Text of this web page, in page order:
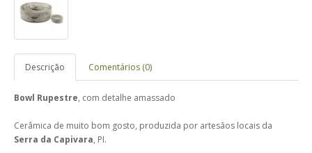
Descrição Comentários (0)
Bowl Rupestre, com detalhe amassado
Cerâmica de muito bom gosto, produzida por artesãos locais da
Serra da Capivara, PI.